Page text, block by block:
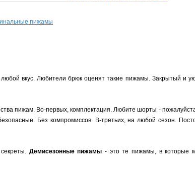
пижамы
вкус. Любители брюк оценят такие пижамы. Закрытый и
пижам. Во-первых, комплектация. Любите шорты -
Без компромиссов. В-третьих, на любой сезон.
Демисезонные пижамы - это те пижамы, в которые